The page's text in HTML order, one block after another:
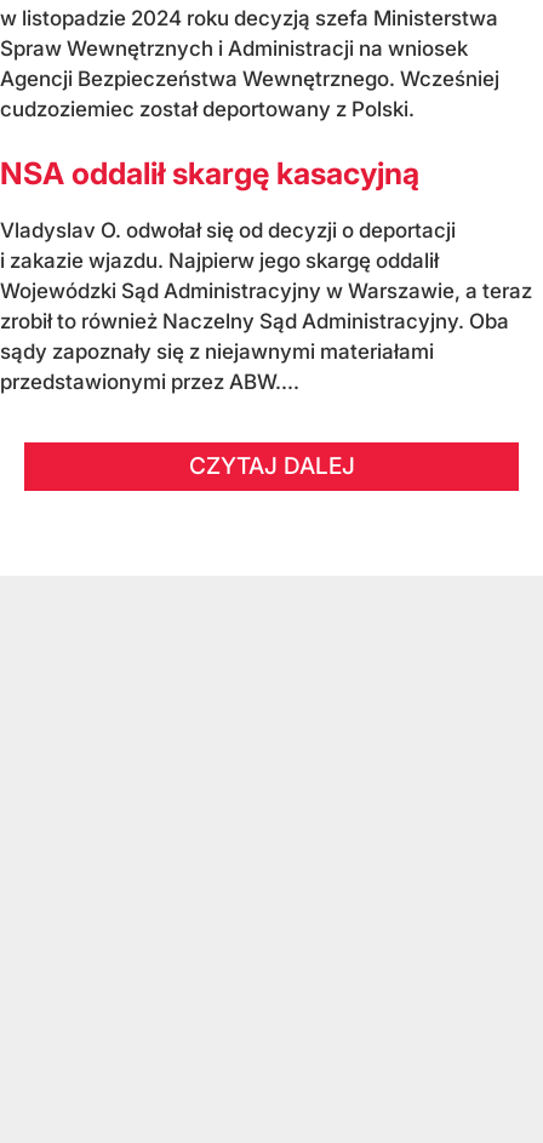
w listopadzie 2024 roku decyzją szefa Ministerstwa
Spraw Wewnętrznych i Administracji na wniosek
Agencji Bezpieczeństwa Wewnętrznego. Wcześniej
cudzoziemiec został deportowany z Polski.
NSA oddalił skargę kasacyjną
Vladyslav O. odwołał się od decyzji o deportacji
i zakazie wjazdu. Najpierw jego skargę oddalił
Wojewódzki Sąd Administracyjny w Warszawie, a teraz
zrobił to również Naczelny Sąd Administracyjny. Oba
sądy zapoznały się z niejawnymi materiałami
przedstawionymi przez ABW....
CZYTAJ DALEJ